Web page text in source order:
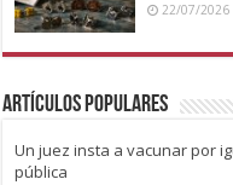
22/07/2026
Artículos Populares
Un juez insta a vacunar por
pública